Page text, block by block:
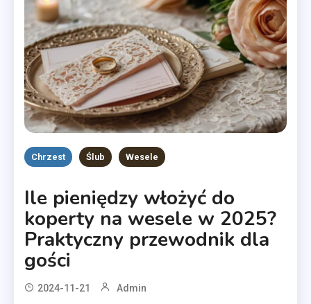
Chrzest Ślub Wesele
Ile pieniędzy włożyć do
koperty na wesele w 2025?
Praktyczny przewodnik dla
gości
2024-11-21 Admin